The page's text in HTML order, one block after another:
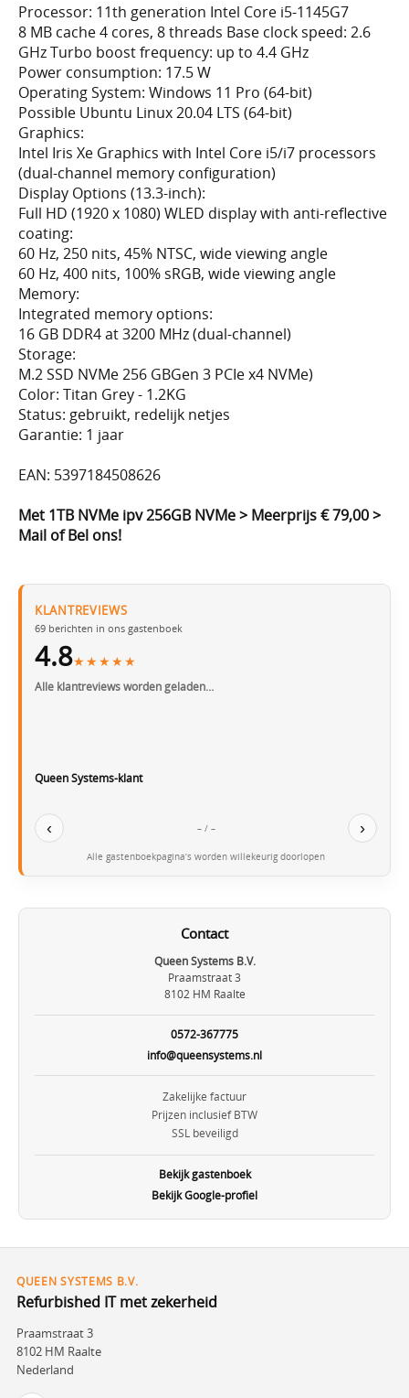
Processor: 11th generation Intel Core i5-1145G7
8 MB cache 4 cores, 8 threads Base clock speed: 2.6
GHz Turbo boost frequency: up to 4.4 GHz
Power consumption: 17.5 W
Operating System: Windows 11 Pro (64-bit)
Possible Ubuntu Linux 20.04 LTS (64-bit)
Graphics:
Intel Iris Xe Graphics with Intel Core i5/i7 processors
(dual-channel memory configuration)
Display Options (13.3-inch):
Full HD (1920 x 1080) WLED display with anti-reflective
coating:
60 Hz, 250 nits, 45% NTSC, wide viewing angle
60 Hz, 400 nits, 100% sRGB, wide viewing angle
Memory:
Integrated memory options:
16 GB DDR4 at 3200 MHz (dual-channel)
Storage:
M.2 SSD NVMe 256 GBGen 3 PCIe x4 NVMe)
Color: Titan Grey - 1.2KG
Status: gebruikt, redelijk netjes
Garantie: 1 jaar
EAN: 5397184508626
Met 1TB NVMe ipv 256GB NVMe > Meerprijs € 79,00 >
Mail of Bel ons!
KLANTREVIEWS
69 berichten in ons gastenboek
4.8★★★★★
Alle klantreviews worden geladen…
Queen Systems-klant
‹ – / – ›
Alle gastenboekpagina’s worden willekeurig doorlopen
Contact
Queen Systems B.V.
Praamstraat 3
8102 HM Raalte
0572-367775
info@queensystems.nl
Zakelijke factuur
Prijzen inclusief BTW
SSL beveiligd
Bekijk gastenboek
Bekijk Google-profiel
QUEEN SYSTEMS B.V.
Refurbished IT met zekerheid
Praamstraat 3
8102 HM Raalte
Nederland